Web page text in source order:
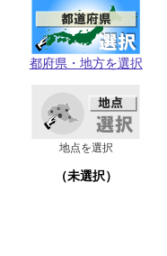
都府県・地方を選択
地点を選択
（未選択）